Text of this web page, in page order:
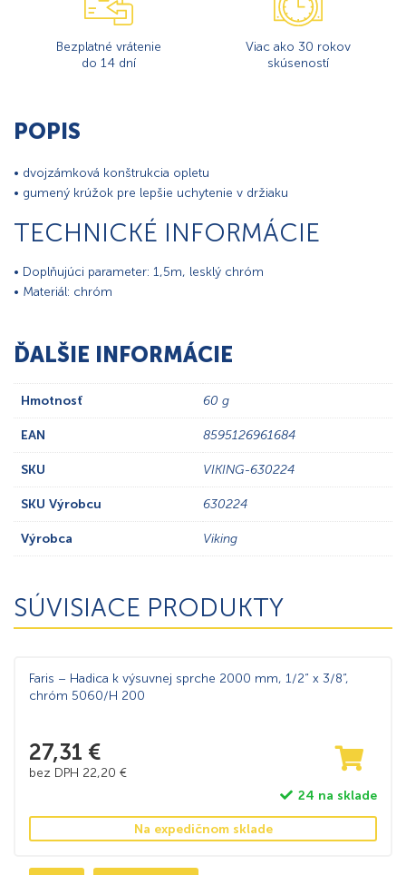
Bezplatné vrátenie
do 14 dní
Viac ako 30 rokov
skúseností
POPIS
• dvojzámková konštrukcia opletu
• gumený krúžok pre lepšie uchytenie v držiaku
TECHNICKÉ INFORMÁCIE
• Doplňujúci parameter: 1,5m, lesklý chróm
• Materiál: chróm
ĎALŠIE INFORMÁCIE
Hmotnosť 60 g
EAN 8595126961684
SKU VIKING-630224
SKU Výrobcu 630224
Výrobca Viking
SÚVISIACE PRODUKTY
Faris – Hadica k výsuvnej sprche 2000 mm, 1/2“ x 3/8“,
chróm 5060/H 200
27,31 €
bez DPH 22,20 €
24 na sklade
Na expedičnom sklade